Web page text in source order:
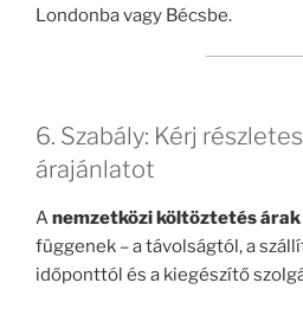
Londonba vagy Bécsbe.
6. Szabály: Kérj
árajánlatot
Anemzetközi költöztetés árak
függenek – a távolságtól, a
időponttól és a kiegészítő